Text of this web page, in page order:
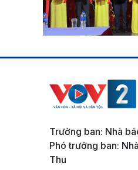
Trưởng ban: Nhà
Phó trưởng ban:
Thu